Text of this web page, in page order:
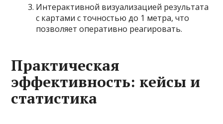
Интерактивной визуализацией результата
с картами с точностью до 1 метра, что
позволяет оперативно реагировать.
Практическая
эффективность: кейсы и
статистика